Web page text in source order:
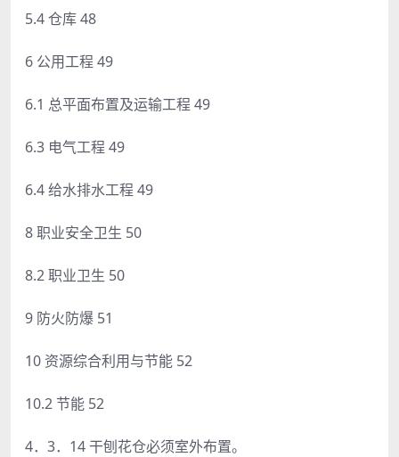
5.4 仓库 48
6 公用工程 49
6.1 总平面布置及运输工程 49
6.3 电气工程 49
6.4 给水排水工程 49
8 职业安全卫生 50
8.2 职业卫生 50
9 防火防爆 51
10 资源综合利用与节能 52
10.2 节能 52
4．3．14 干刨花仓必须室外布置。